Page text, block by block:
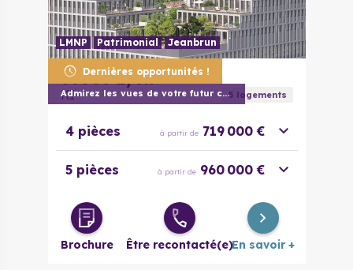
Dernières opportunités !
Admirez les vues de votre futur chez vou
LMNP Patrimonial Jeanbrun
69003 Lyon
KI 5logements
4 pièces à partir de 719 000 €
5 pièces à partir de 960 000 €
Brochure Être recontacté(e)En savoir +